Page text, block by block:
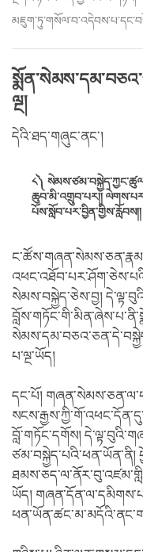
ལྔ།
དེའི་ཐད་གཞུང་ནང་།
༨༽
ཆུབ་མི་འགྲུབ་པར།།
སེམས་བསྐྱེད་ཅེས་བྱ།
པ་ལྔ་ཡོད།
དང་པོ།
བློ་གཏོང་དགོས།
ཙམ་བསྐྱེད་པའི་ཕན་ཡོན་ནི།
ཡོད།